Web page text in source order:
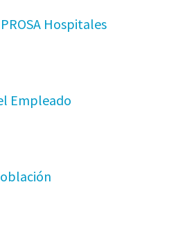
Hospitales
Empleado